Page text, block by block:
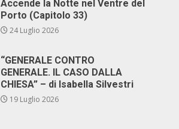
Accende la Notte nel Ventre del
Porto (Capitolo 33)
24 Luglio 2026
“GENERALE CONTRO
GENERALE. IL CASO DALLA
CHIESA” – di Isabella Silvestri
19 Luglio 2026